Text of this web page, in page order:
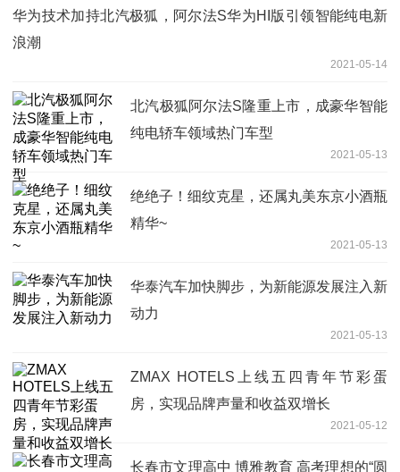
华为技术加持北汽极狐，阿尔法S华为HI版引领智能纯电新
浪潮
2021-05-14
北汽极狐阿尔法S隆重上市，成豪华智能
纯电轿车领域热门车型
2021-05-13
绝绝子！细纹克星，还属丸美东京小酒瓶
精华~
2021-05-13
华泰汽车加快脚步，为新能源发展注入新
动力
2021-05-13
ZMAX HOTELS上线五四青年节彩蛋
房，实现品牌声量和收益双增长
2021-05-12
长春市文理高中 博雅教育 高考理想的“圆